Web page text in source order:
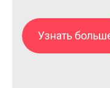
Узнать